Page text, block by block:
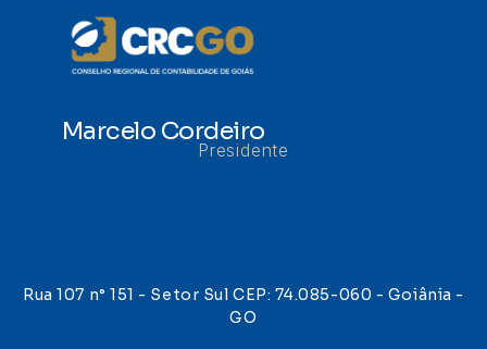
Marcelo Cordeiro
Presidente
Rua 107 n° 151 - Setor Sul CEP: 74.085-060 - Goiânia -
GO